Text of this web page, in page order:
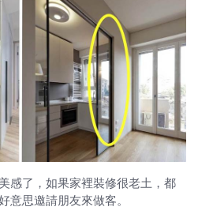
感了，如果家裡裝修很老土，都
意思邀請朋友來做客。